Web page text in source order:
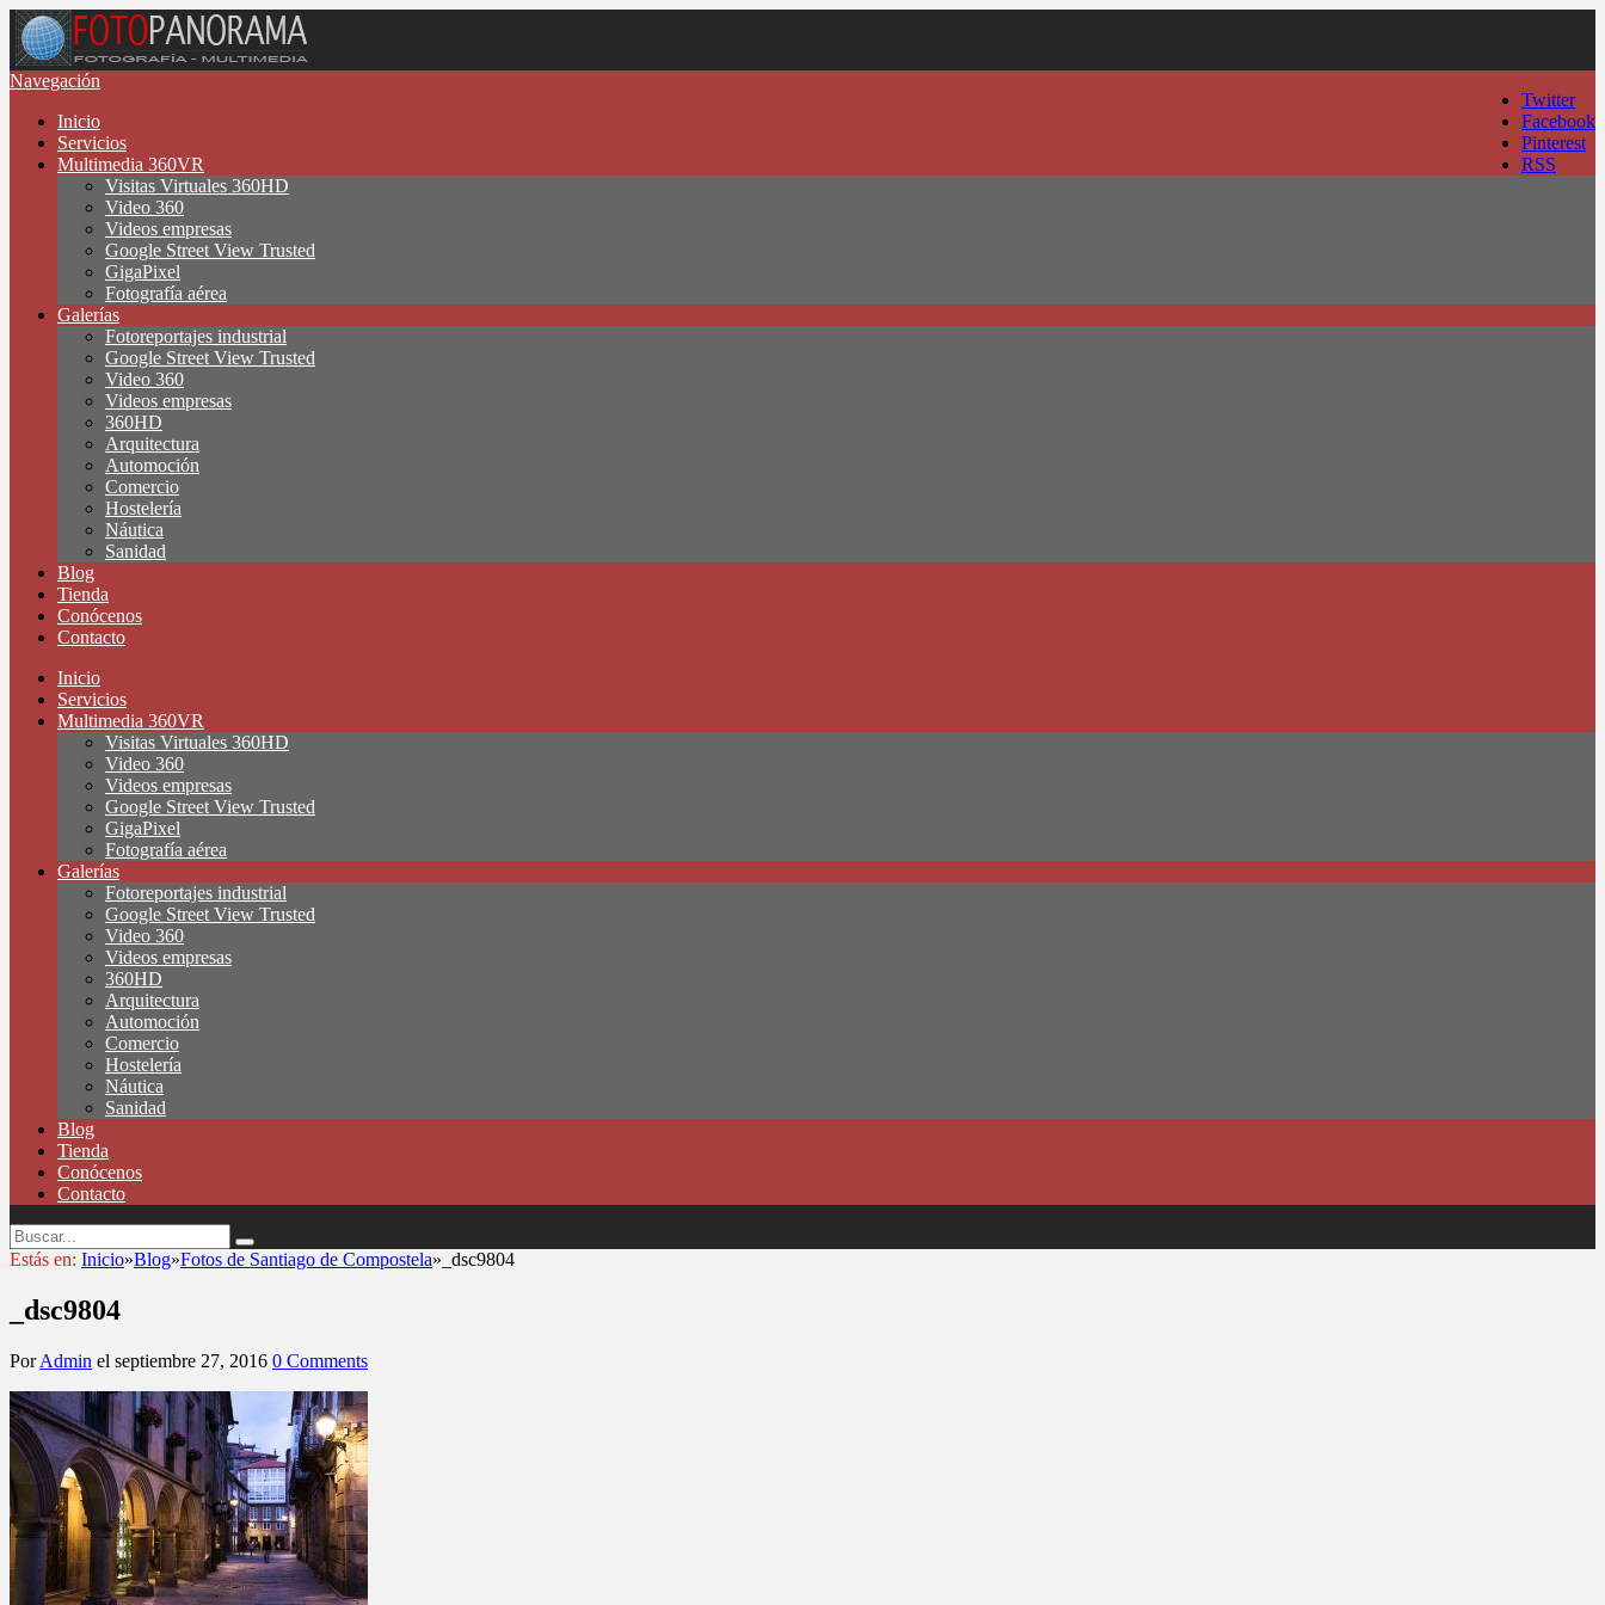
Twitter
Facebook
Pinterest
RSS
Navegación
Inicio
Servicios
Multimedia 360VR
Visitas Virtuales 360HD
Video 360
Videos empresas
Google Street View Trusted
GigaPixel
Fotografía aérea
Galerías
Fotoreportajes industrial
Google Street View Trusted
Video 360
Videos empresas
360HD
Arquitectura
Automoción
Comercio
Hostelería
Náutica
Sanidad
Blog
Tienda
Conócenos
Contacto
Inicio
Servicios
Multimedia 360VR
Visitas Virtuales 360HD
Video 360
Videos empresas
Google Street View Trusted
GigaPixel
Fotografía aérea
Galerías
Fotoreportajes industrial
Google Street View Trusted
Video 360
Videos empresas
360HD
Arquitectura
Automoción
Comercio
Hostelería
Náutica
Sanidad
Blog
Tienda
Conócenos
Contacto
Estás en: Inicio»Blog»Fotos de Santiago de Compostela» _dsc9804
_dsc9804
PorAdmin el septiembre 27, 2016 0 Comments